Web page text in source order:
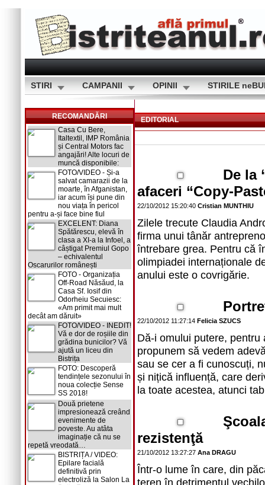
STIRI CAMPANII OPINII STIRILE
RECOMANDĂRI
Casa Cu Bere,
Italtextil, IMP România
și Central Motors fac
angajări! Alte locuri de
muncă disponibile:
FOTO/VIDEO - Și-a
salvat camarazii de la
moarte, în Afganistan,
iar acum își pune din
nou viața în pericol
pentru a-și face bine fiul
EXCELENT: Diana
Spătărescu, elevă în
clasa a XI-a la Infoel, a
câștigat Premiul Gopo
– echivalentul
Oscarurilor românești
FOTO - Organizația
Off-Road Năsăud, la
Casa Sf. Iosif din
Odorheiu Secuiesc:
«Am primit mai mult
decât am dăruit»
FOTO/VIDEO - INEDIT!
Vă e dor de roșiile din
grădina bunicilor? Vă
ajută un liceu din
Bistrița
FOTO: Descoperă
tendințele sezonului în
noua colecție Sense
SS 2018!
Două prietene
impresionează creând
evenimente de
poveste. Au atâta
imaginație că nu se
repetă vreodată…
BISTRIȚA / VIDEO:
Epilare facială
definitivă prin
electroliză la Salon La
EDITORIAL
De la
afaceri “Copy-
22/10/2012 15:20:40 Cristian MUNTHIU
Zilele trecute Claudia
firma unui tânăr
întrebare grea. Pentru că
olimpiadei internaționale
anului este o covrigărie.
22/10/2012 11:27:14 Felicia SZUCS
Dă-i omului putere,
propunem să vedem
sau se cer a fi cunoscuți,
și nițică influență, care
la toate acestea, atunci
rezistenţă
21/10/2012 13:27:27 Ana DRAGU
Într-o lume în care, din
teren în detrimentul